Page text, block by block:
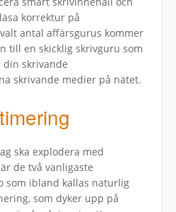
korrektur på
antal affärsgurus kommer
till en skicklig skrivguru som
skrivande
skrivande medier på nätet.
ska explodera med
de två vanligaste
som ibland kallas naturlig
som dyker upp på